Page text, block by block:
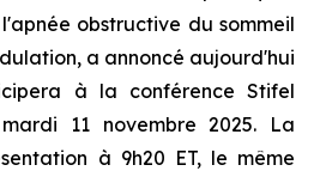
obstructive du sommeil
a annoncé aujourd'hui
à la conférence Stifel
11 novembre 2025. La
à 9h20 ET, le même